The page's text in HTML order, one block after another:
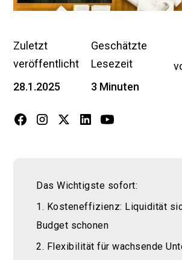
Zuletzt
veröffentlicht
28.1.2025
Geschätzte
Lesezeit
3 Minuten
Das Wichtigste sofort:
1. Kosteneffizienz: Liquidität
Budget schonen
2. Flexibilität für wachsende